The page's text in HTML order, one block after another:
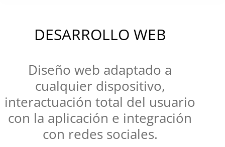
DESARROLLO WEB
Diseño web adaptado a
cualquier dispositivo,
interactuación total del usuario
con la aplicación e integración
con redes sociales.